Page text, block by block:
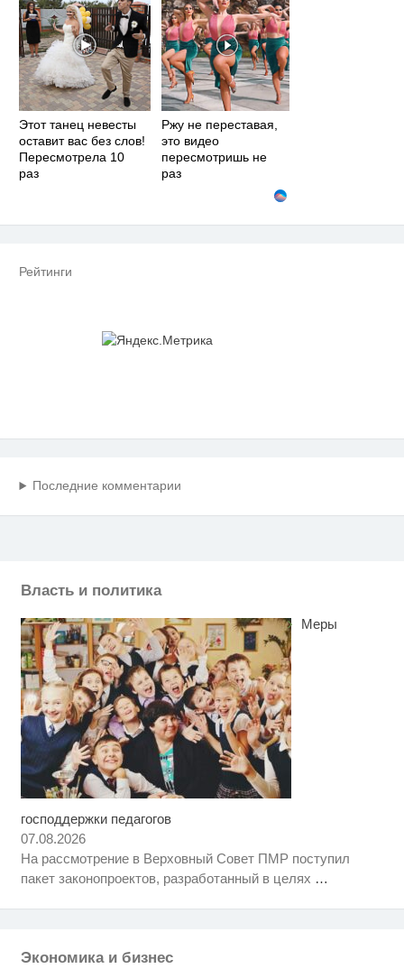
Этот танец невесты
оставит вас без слов!
Пересмотрела 10
раз
Ржу не переставая,
это видео
пересмотришь не
раз
Рейтинги
Последние комментарии
Власть и политика
Меры
господдержки педагогов
07.08.2026
На рассмотрение в Верховный Совет ПМР поступил
пакет законопроектов, разработанный в целях …
Экономика и бизнес
Т-Банк выпустил карты с
Ролик из Омска: вы будете
смеяться долго
жесткую дедовщину